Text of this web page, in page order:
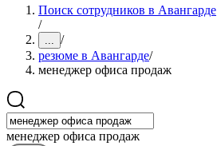
Поиск сотрудников в Авангарде
/
... /
резюме в Авангарде/
менеджер офиса продаж
менеджер офиса продаж